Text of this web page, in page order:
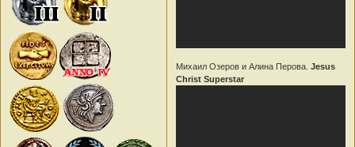
Михаил Озеров и Алина Перова.Jesus
Christ Superstar